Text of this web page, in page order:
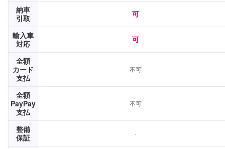
納車
引取
可
輸入車
対応
可
全額
カード
支払
不可
全額
PayPay
支払
不可
整備
保証
-